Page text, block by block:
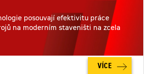
posouvají efektivitu práce
na moderním staveništi na zcela
VÍCE